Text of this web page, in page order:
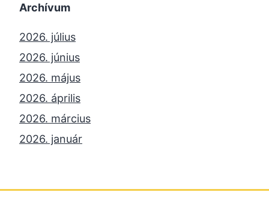
Archívum
2026. július
2026. június
2026. május
2026. április
2026. március
2026. január